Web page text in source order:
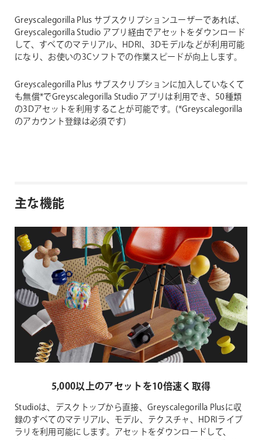
Greyscalegorilla Plus サブスクリプションユーザーであれば、
Greyscalegorilla Studio アプリ経由でアセットをダウンロード
して、すべてのマテリアル、HDRI、3Dモデルなどが利用可能
になり、お使いの3Cソフトでの作業スピードが向上します。
Greyscalegorilla Plus サブスクリプションに加入していなくて
も無償*でGreyscalegorilla Studio アプリは利用でき、50種類
の3Dアセットを利用することが可能です。(*Greyscalegorilla
のアカウント登録は必須です)
主な機能
5,000以上のアセットを10倍速く取得
Studioは、デスクトップから直接、Greyscalegorilla Plusに収
録のすべてのマテリアル、モデル、テクスチャ、HDRIライブ
ラリを利用可能にします。アセットをダウンロードして、